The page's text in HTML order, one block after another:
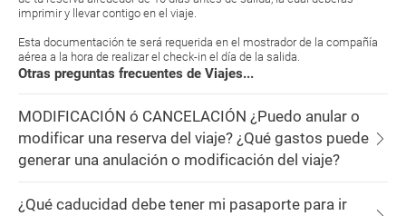
imprimir y llevar contigo en el viaje.
Esta documentación te será requerida en el mostrador de la compañía
aérea a la hora de realizar el check-in el día de la salida.
Otras preguntas frecuentes de Viajes...
MODIFICACIÓN ó CANCELACIÓN ¿Puedo anular o
modificar una reserva del viaje? ¿Qué gastos puede
generar una anulación o modificación del viaje?
¿Qué caducidad debe tener mi pasaporte para ir